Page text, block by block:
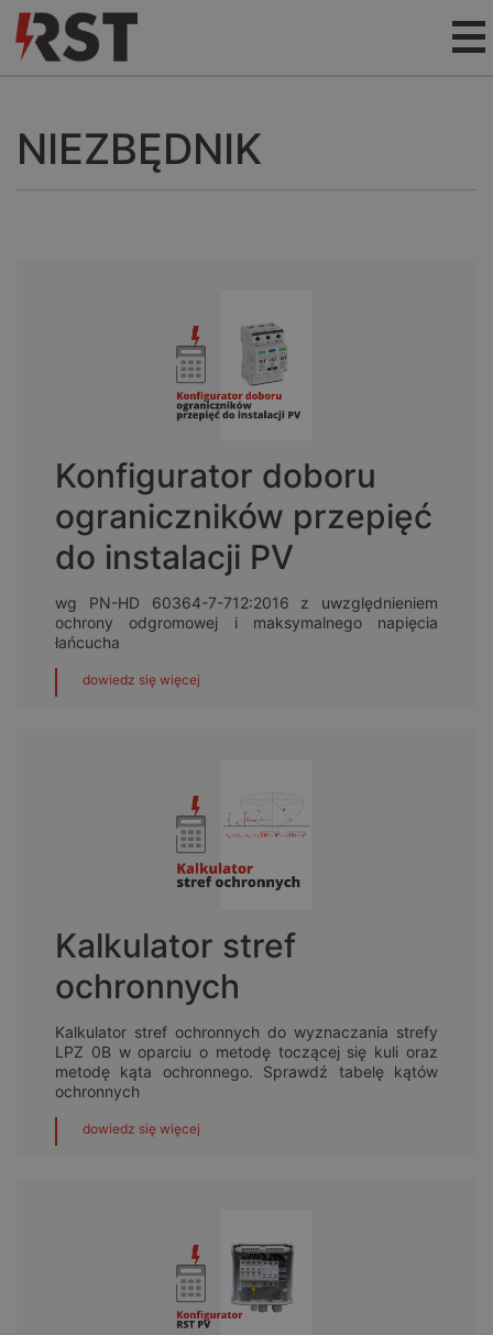
NIEZBĘDNIK
Konfigurator doboru
ograniczników przepięć
do instalacji PV
wg PN-HD 60364-7-712:2016 z uwzględnieniem
ochrony odgromowej i maksymalnego napięcia
łańcucha
dowiedz się więcej
Kalkulator stref
ochronnych
Kalkulator stref ochronnych do wyznaczania strefy
LPZ 0B w oparciu o metodę toczącej się kuli oraz
metodę kąta ochronnego. Sprawdź tabelę kątów
ochronnych
dowiedz się więcej